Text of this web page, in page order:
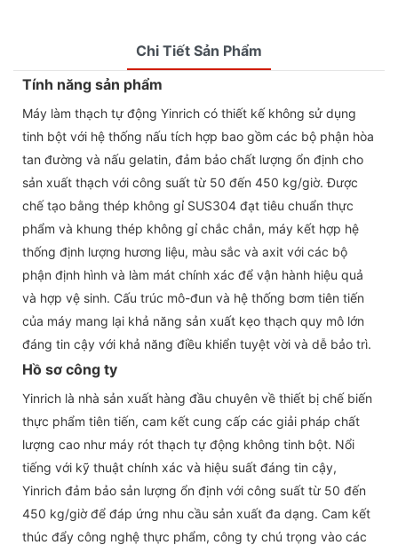
Chi Tiết Sản Phẩm
Tính năng sản phẩm
Máy làm thạch tự động Yinrich có thiết kế không sử dụng
tinh bột với hệ thống nấu tích hợp bao gồm các bộ phận hòa
tan đường và nấu gelatin, đảm bảo chất lượng ổn định cho
sản xuất thạch với công suất từ ​​50 đến 450 kg/giờ. Được
chế tạo bằng thép không gỉ SUS304 đạt tiêu chuẩn thực
phẩm và khung thép không gỉ chắc chắn, máy kết hợp hệ
thống định lượng hương liệu, màu sắc và axit với các bộ
phận định hình và làm mát chính xác để vận hành hiệu quả
và hợp vệ sinh. Cấu trúc mô-đun và hệ thống bơm tiên tiến
của máy mang lại khả năng sản xuất kẹo thạch quy mô lớn
đáng tin cậy với khả năng điều khiển tuyệt vời và dễ bảo trì.
Hồ sơ công ty
Yinrich là nhà sản xuất hàng đầu chuyên về thiết bị chế biến
thực phẩm tiên tiến, cam kết cung cấp các giải pháp chất
lượng cao như máy rót thạch tự động không tinh bột. Nổi
tiếng với kỹ thuật chính xác và hiệu suất đáng tin cậy,
Yinrich đảm bảo sản lượng ổn định với công suất từ ​​50 đến
450 kg/giờ để đáp ứng nhu cầu sản xuất đa dạng. Cam kết
thúc đẩy công nghệ thực phẩm, công ty chú trọng vào các